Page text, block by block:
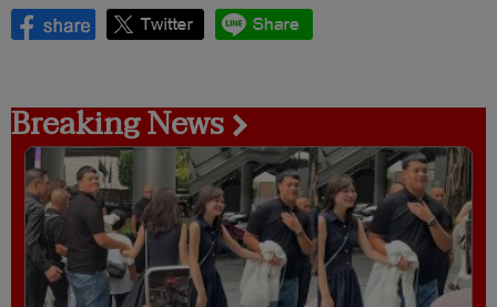
Breaking News